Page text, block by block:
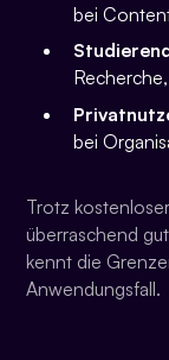
bei
bei
Trotz
überraschend
kennt die
Anwendungsfall.